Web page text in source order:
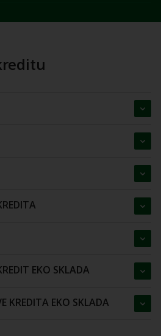
EKO SKLADA
KREDITA EKO SKLADA